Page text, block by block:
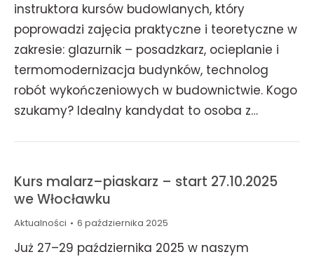
instruktora kursów budowlanych, który
poprowadzi zajęcia praktyczne i teoretyczne w
zakresie: glazurnik – posadzkarz, ocieplanie i
termomodernizacja budynków, technolog
robót wykończeniowych w budownictwie. Kogo
szukamy? Idealny kandydat to osoba z…
Kurs malarz–piaskarz – start 27.10.2025
we Włocławku
Aktualności 6 października 2025
Już 27–29 października 2025 w naszym